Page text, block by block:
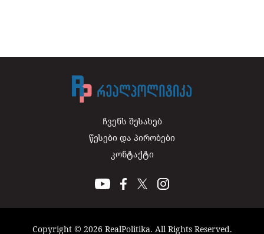
ჩვენს შესახებ
წესები და პირობები
კონტაქტი
Copyright © 2026 RealPolitika. All Rights Reserved.